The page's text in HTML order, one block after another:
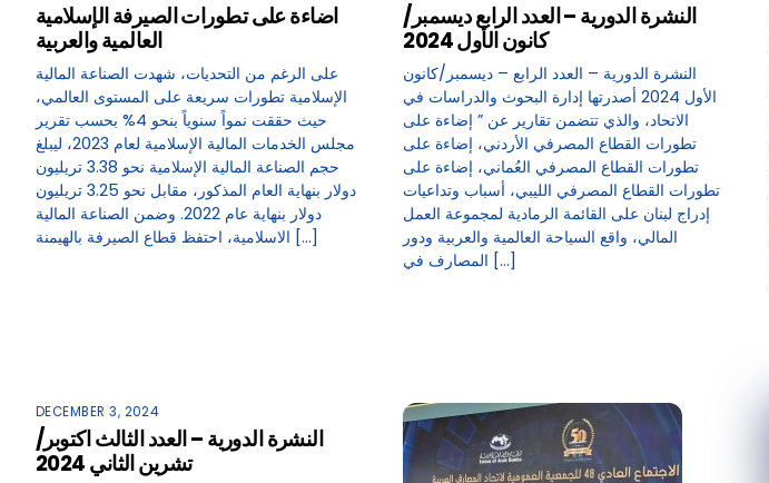
اضاءة على تطورات الصيرفة الإسلامية
العالمية والعربية
على الرغم من التحديات، شهدت الصناعة المالية
الإسلامية تطورات سريعة على المستوى العالمي،
حيث حققت نمواً سنوياً بنحو 4% بحسب تقرير
مجلس الخدمات المالية الإسلامية لعام 2023، ليبلغ
حجم الصناعة المالية الإسلامية نحو 3.38 تريليون
دولار بنهاية العام المذكور، مقابل نحو 3.25 تريليون
دولار بنهاية عام 2022. وضمن الصناعة المالية
الاسلامية، احتفظ قطاع الصيرفة بالهيمنة […]
النشرة الدورية – العدد الرابع ديسمبر/
كانون الأول 2024
النشرة الدورية – العدد الرابع – ديسمبر/كانون
الأول 2024 أصدرتها إدارة البحوث والدراسات في
الاتحاد، والذي تتضمن تقارير عن ” إضاءة على
تطورات القطاع المصرفي الأردني، إضاءة على
تطورات القطاع المصرفي العُماني، إضاءة على
تطورات القطاع المصرفي الليبي، أسباب وتداعيات
إدراج لبنان على القائمة الرمادية لمجموعة العمل
المالي، واقع السياحة العالمية والعربية ودور
المصارف في […]
DECEMBER 3, 2024
النشرة الدورية – العدد الثالث اكتوبر/
تشرين الثاني 2024